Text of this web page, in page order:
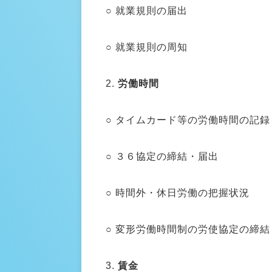
○ 就業規則の届出
○ 就業規則の周知
2.労働時間
○ タイムカード等の労働時間の記録
○ ３６協定の締結・届出
○ 時間外・休日労働の把握状況
○ 変形労働時間制の労使協定の締
3.賃金